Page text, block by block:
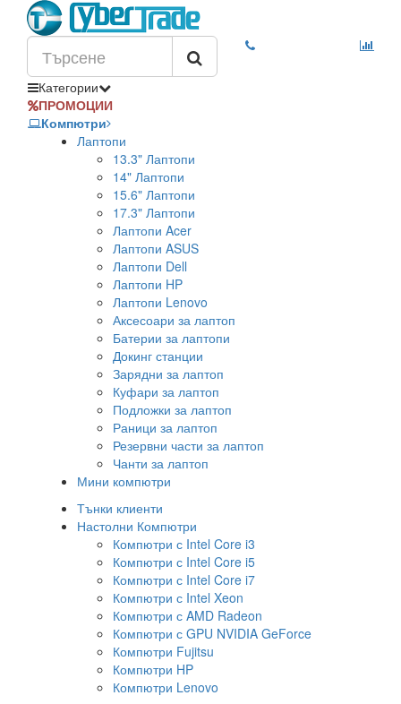
Категории
ПРОМОЦИИ
Компютри
Лаптопи
13.3" Лаптопи
14" Лаптопи
15.6" Лаптопи
17.3" Лаптопи
Лаптопи Acer
Лаптопи ASUS
Лаптопи Dell
Лаптопи HP
Лаптопи Lenovo
Аксесоари за лаптоп
Батерии за лаптопи
Докинг станции
Зарядни за лаптоп
Куфари за лаптоп
Подложки за лаптоп
Раници за лаптоп
Резервни части за лаптоп
Чанти за лаптоп
Мини компютри
Тънки клиенти
Настолни Компютри
Компютри с Intel Core i3
Компютри с Intel Core i5
Компютри с Intel Core i7
Компютри с Intel Xeon
Компютри с AMD Radeon
Компютри с GPU NVIDIA GeForce
Компютри Fujitsu
Компютри HP
Компютри Lenovo